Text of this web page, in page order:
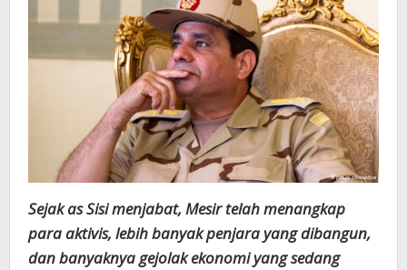
Sejak as Sisi menjabat, Mesir telah menangkap
para aktivis, lebih banyak penjara yang dibangun,
dan banyaknya gejolak ekonomi yang sedang